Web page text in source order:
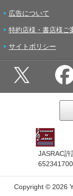
広告について
特約店様・書店様ご
サイトポリシー
JASRAC許
Copyright © 2026